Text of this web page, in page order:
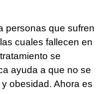
personas que sufren
las cuales fallecen en
se
ayuda a que no se
obesidad. Ahora es